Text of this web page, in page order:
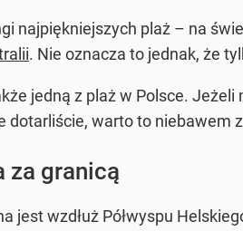
najpiękniejszych plaż – na
. Nie oznacza to jednak, że
jedną z plaż w Polsce.
dotarliście, warto to niebawem
za granicą
jest wzdłuż Półwyspu